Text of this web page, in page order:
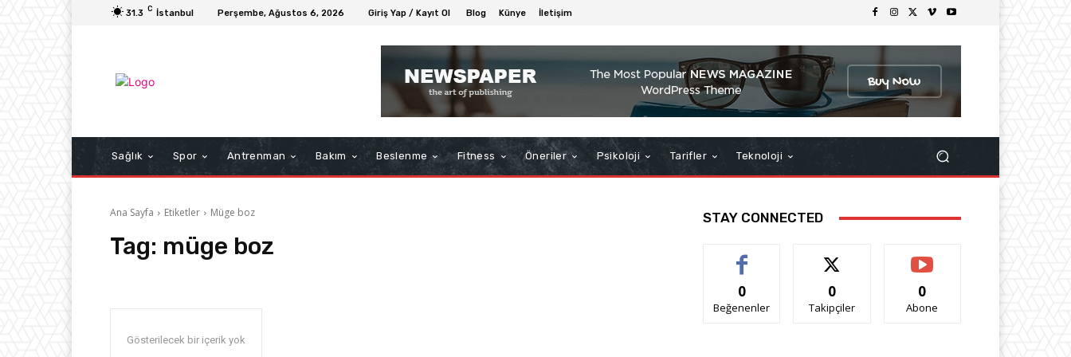
31.3 C İstanbul Perşembe, Ağustos 6, 2026 Giriş Yap / Kayıt Ol Blog Künye İletişim
Sağlık Spor Antrenman Bakım Beslenme Fitness Öneriler Psikoloji Tarifler Teknoloji
Ana Sayfa Etiketler Müge boz
Tag: müge boz
Gösterilecek bir içerik yok
STAY CONNECTED
0
Beğenenler
0
Takipçiler
0
Abone